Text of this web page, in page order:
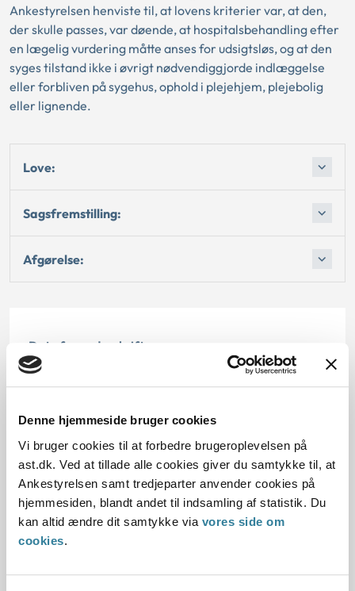
Denne hjemmeside bruger cookies
Vi bruger cookies til at forbedre brugeroplevelsen på
ast.dk. Ved at tillade alle cookies giver du samtykke til, at
Ankestyrelsen samt tredjeparter anvender cookies på
hjemmesiden, blandt andet til indsamling af statistik. Du
kan altid ændre dit samtykke via vores side om
cookies.
Ankestyrelsen henviste til, at lovens kriterier var, at den,
der skulle passes, var døende, at hospitalsbehandling efter
en lægelig vurdering måtte anses for udsigtsløs, og at den
syges tilstand ikke i øvrigt nødvendiggjorde indlæggelse
eller forbliven på sygehus, ophold i plejehjem, plejebolig
eller lignende.
Love:
Sagsfremstilling:
Afgørelse:
Dato for underskrift
Offentliggørelsesdato
11.07.2013 Denne principafgørelse er kasseret den
12. december 2018, da den er erstattet af
principafgørelse 56-18.
Paragraf